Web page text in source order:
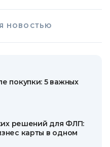
НОВОСТЬЮ
покупки: 5 важных
решений для ФЛП:
карты в одном